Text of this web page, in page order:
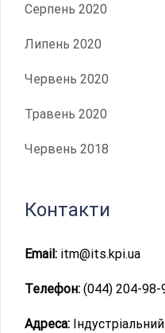
Серпень 2020
Липень 2020
Червень 2020
Травень 2020
Червень 2018
Контакти
Email: itm@its.kpi.ua
Телефон: (044) 204-98-
Адреса: